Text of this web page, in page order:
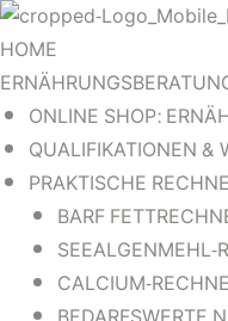
HOME
ONLINE SHOP:
QUALIFIKATIONEN &
PRAKTISCHE
BARF
SEEALGENMEHL-
CALCIUM-